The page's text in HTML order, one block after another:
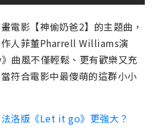
影【神偷奶爸2】的主題曲，
人菲董Pharrell Williams演
曲風不僅輕鬆、更有歡樂又充
符合電影中最傻萌的這群小小
洛版《Let it go》更強大？